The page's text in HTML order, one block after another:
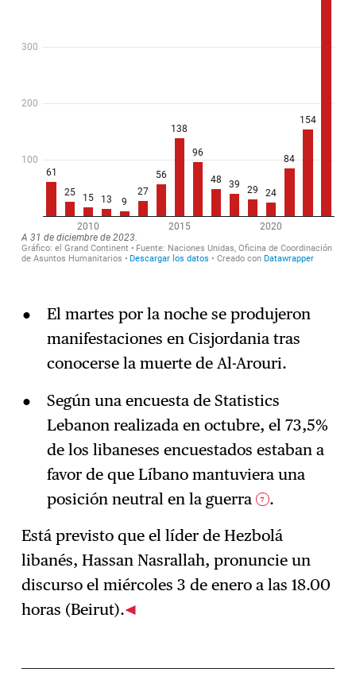
El martes por la noche se produjeron
manifestaciones en Cisjordania tras
conocerse la muerte de Al-Arouri.
Según una encuesta de Statistics
Lebanon realizada en octubre, el 73,5%
de los libaneses encuestados estaban a
favor de que Líbano mantuviera una
posición neutral en la guerra
7 .
Está previsto que el líder de Hezbolá
libanés, Hassan Nasrallah, pronuncie un
discurso el miércoles 3 de enero a las 18.00
horas (Beirut).